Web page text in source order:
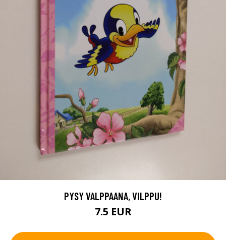
PYSY VALPPAANA, VILPPU!
7.5 EUR